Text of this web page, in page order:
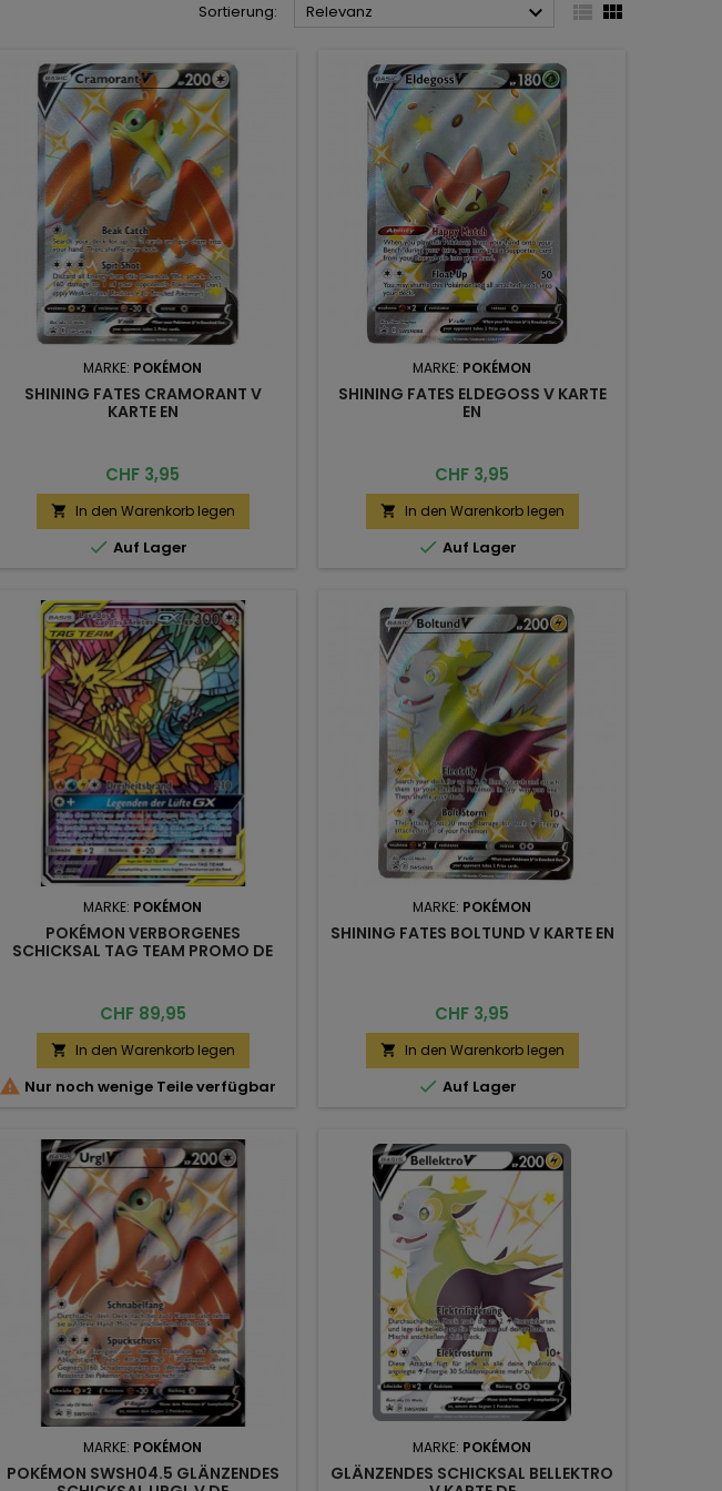
Sortierung: Relevanz   
MARKE: POKÉMON
SHINING FATES CRAMORANT V
KARTE EN
Preis
CHF 3,95
 In den Warenkorb legen
 Auf Lager
MARKE: POKÉMON
SHINING FATES ELDEGOSS V KARTE
EN
Preis
CHF 3,95
 In den Warenkorb legen
 Auf Lager
MARKE: POKÉMON
POKÉMON VERBORGENES
SCHICKSAL TAG TEAM PROMO DE
Preis
CHF 89,95
 In den Warenkorb legen
 Nur noch wenige Teile verfügbar
MARKE: POKÉMON
SHINING FATES BOLTUND V KARTE EN
Preis
CHF 3,95
 In den Warenkorb legen
 Auf Lager
MARKE: POKÉMON
POKÉMON SWSH04.5 GLÄNZENDES
MARKE: POKÉMON
GLÄNZENDES SCHICKSAL BELLEKTRO